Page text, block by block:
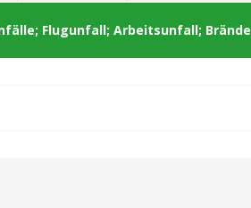
Flugunfall; Arbeitsunfall; Brände